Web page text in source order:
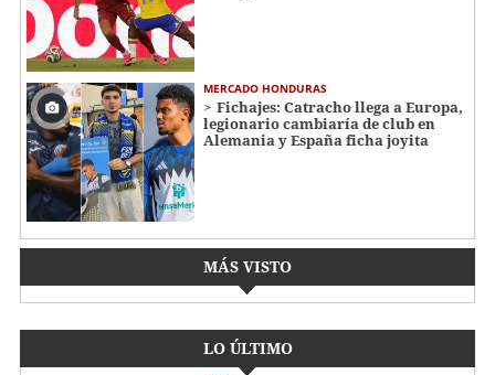
MERCADO HONDURAS
Fichajes: Catracho llega a Europa,
legionario cambiaría de club en
Alemania y España ficha joyita
MÁS VISTO
LO ÚLTIMO